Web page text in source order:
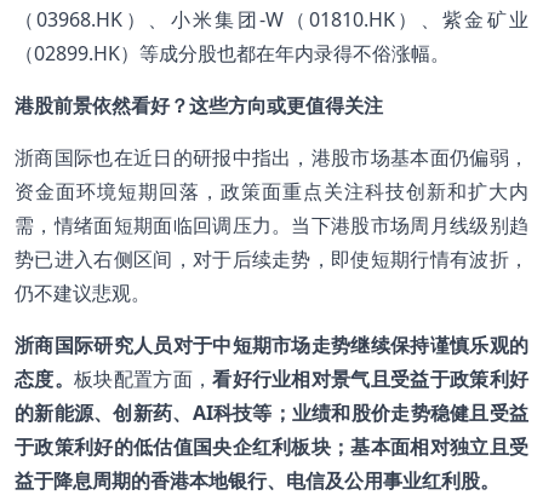
（03968.HK）、小米集团-W（01810.HK）、紫金矿业
（02899.HK）等成分股也都在年内录得不俗涨幅。
港股前景依然看好？这些方向或更值得关注
浙商国际也在近日的研报中指出，港股市场基本面仍偏弱，
资金面环境短期回落，政策面重点关注科技创新和扩大内
需，情绪面短期面临回调压力。当下港股市场周月线级别趋
势已进入右侧区间，对于后续走势，即使短期行情有波折，
仍不建议悲观。
浙商国际研究人员对于中短期市场走势继续保持谨慎乐观的
态度。 板块配置方面，看好行业相对景气且受益于政策利好
的新能源、创新药、 AI科技等；业绩和股价走势稳健且受益
于政策利好的低估值国央企红利板块；基本面相对独立且受
益于降息周期的香港本地银行、电信及公用事业红利股。